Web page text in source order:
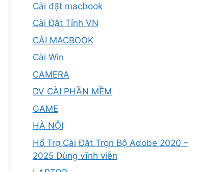
Cài đặt macbook
Cài Đặt Tỉnh VN
CÀI MACBOOK
Cài Win
CAMERA
DV CÀI PHẦN MỀM
GAME
HÀ NỘI
Hổ Trợ Cài Đặt Trọn Bộ Adobe 2020 –
2025 Dùng vĩnh viễn